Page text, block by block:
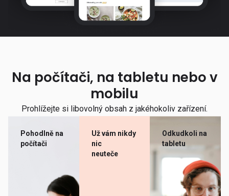
Na počítači, na tabletu nebo v
mobilu
Prohlížejte si libovolný obsah z jakéhokoliv zařízení.
Pohodlně na
počítači
Už vám nikdy
nic
neuteče
Odkudkoli na
tabletu